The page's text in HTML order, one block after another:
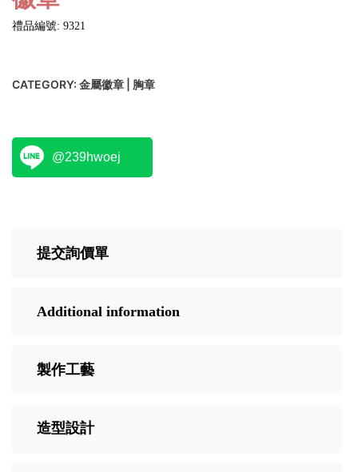
禮品編號: 9321
CATEGORY: 金屬徽章 | 胸章
@239hwoej
提交詢價單
Additional information
製作工藝
造型設計